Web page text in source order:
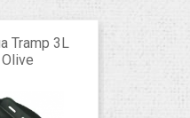
Tramp 3L